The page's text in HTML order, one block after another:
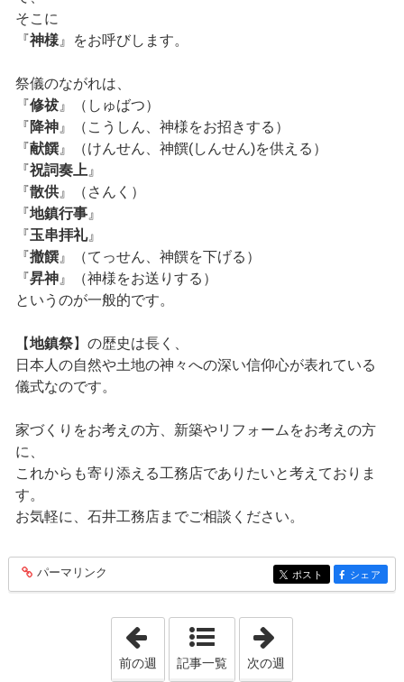
そこに
『神様』をお呼びします。
祭儀のながれは、
『修祓』（しゅばつ）
『降神』（こうしん、神様をお招きする）
『献饌』（けんせん、神饌(しんせん)を供える）
『祝詞奏上 』
『散供』（さんく）
『地鎮行事』
『玉串拝礼』
『撤饌』（てっせん、神饌を下げる）
『昇神』（神様をお送りする）
というのが一般的です。
【地鎮祭】の歴史は長く、
日本人の自然や土地の神々への深い信仰心が表れている
儀式なのです。
家づくりをお考えの方、新築やリフォームをお考えの方
に、
これからも寄り添える工務店でありたいと考えておりま
す。
お気軽に、石井工務店までご相談ください。
entry186
パーマリンク entry186
ポスト entry186
シェア
「2021年6月20日 - 2021年6月26日」
前の週 記事一覧 次の週